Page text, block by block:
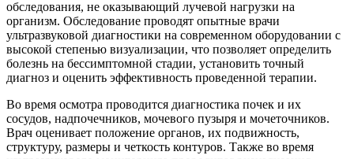
обследования, не оказывающий лучевой нагрузки на
организм. Обследование проводят опытные врачи
ультразвуковой диагностики на современном оборудовании с
высокой степенью визуализации, что позволяет определить
болезнь на бессимптомной стадии, установить точный
диагноз и оценить эффективность проведенной терапии.
Во время осмотра проводится диагностика почек и их
сосудов, надпочечников, мочевого пузыря и мочеточников.
Врач оценивает положение органов, их подвижность,
структуру, размеры и четкость контуров. Также во время